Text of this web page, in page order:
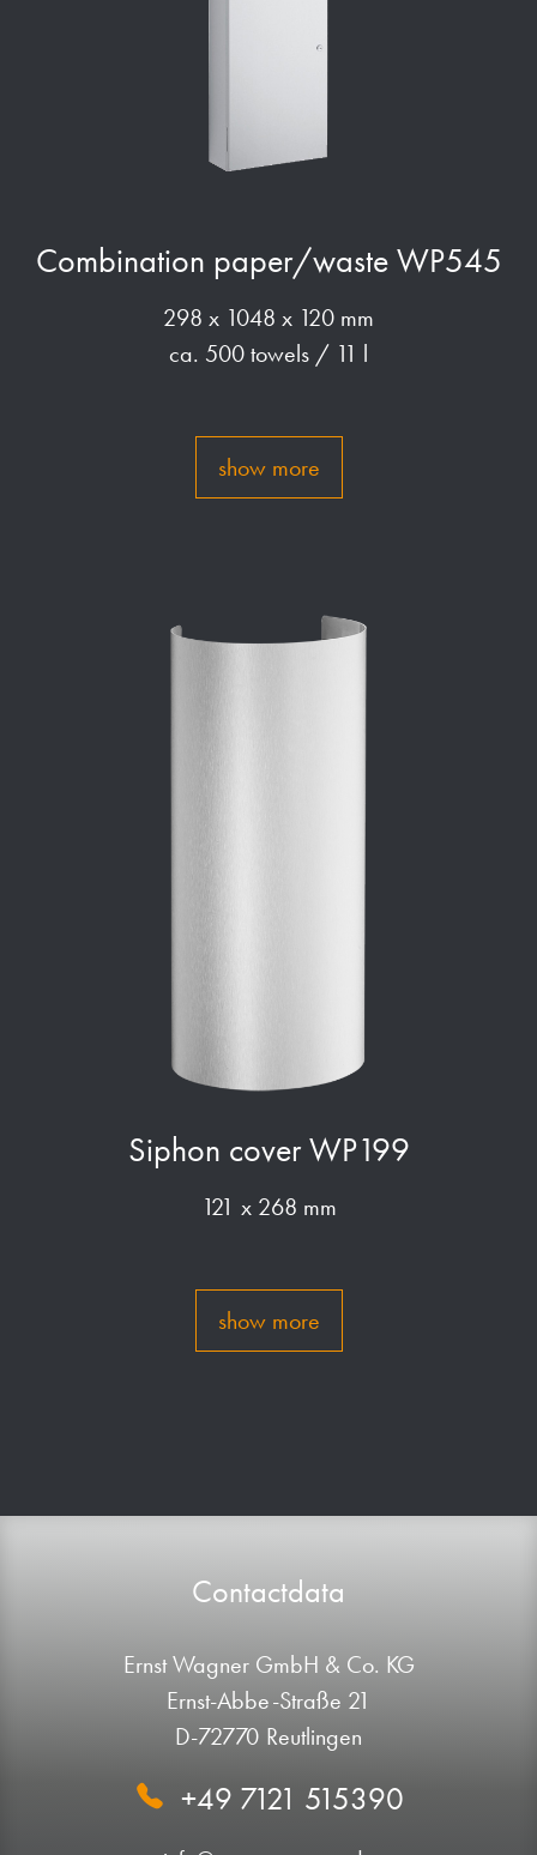
Combination paper/waste WP545
298 x 1048 x 120 mm
ca. 500 towels / 11 l
show more
Siphon cover WP199
121 x 268 mm
show more
Contactdata
Ernst Wagner GmbH & Co. KG
Ernst-Abbe-Straße 21
D-72770 Reutlingen
+49 7121 515390